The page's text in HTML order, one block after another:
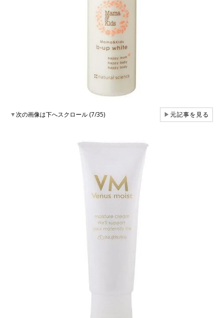
▼次の画像は下へスクロール (7/35) ▶元記事を見る